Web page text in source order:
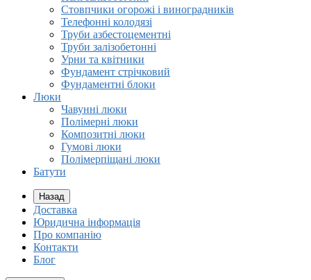
Стовпчики огорожі і виноградників
Телефонні колодязі
Труби азбестоцементні
Труби залізобетонні
Урни та квітники
Фундамент стрічковий
Фундаментні блоки
Люки
Чавунні люки
Полімерні люки
Композитні люки
Гумові люки
Полімерпіщані люки
Батути
Назад
Доставка
Юридична інформація
Про компанію
Контакти
Блог